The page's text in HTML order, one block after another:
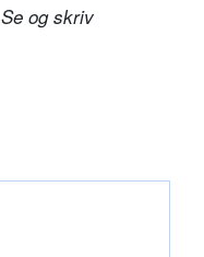
Se og skriv